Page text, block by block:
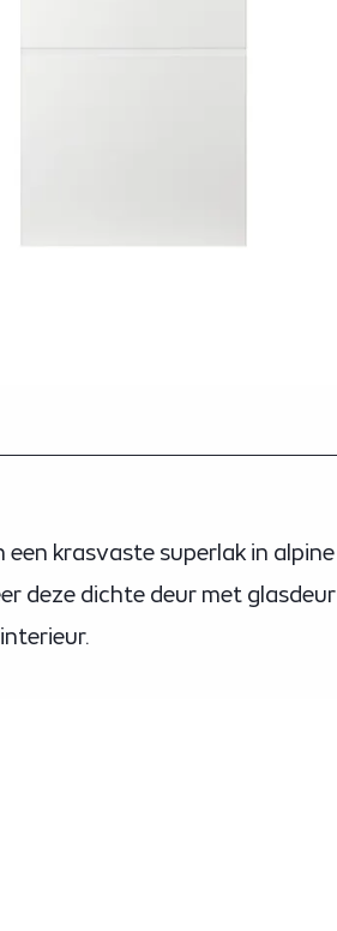
krasvaste superlak in alpine
deze dichte deur met glasdeur